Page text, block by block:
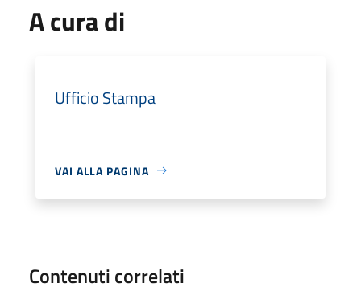
A cura di
Ufficio Stampa
VAI ALLA PAGINA
Contenuti correlati